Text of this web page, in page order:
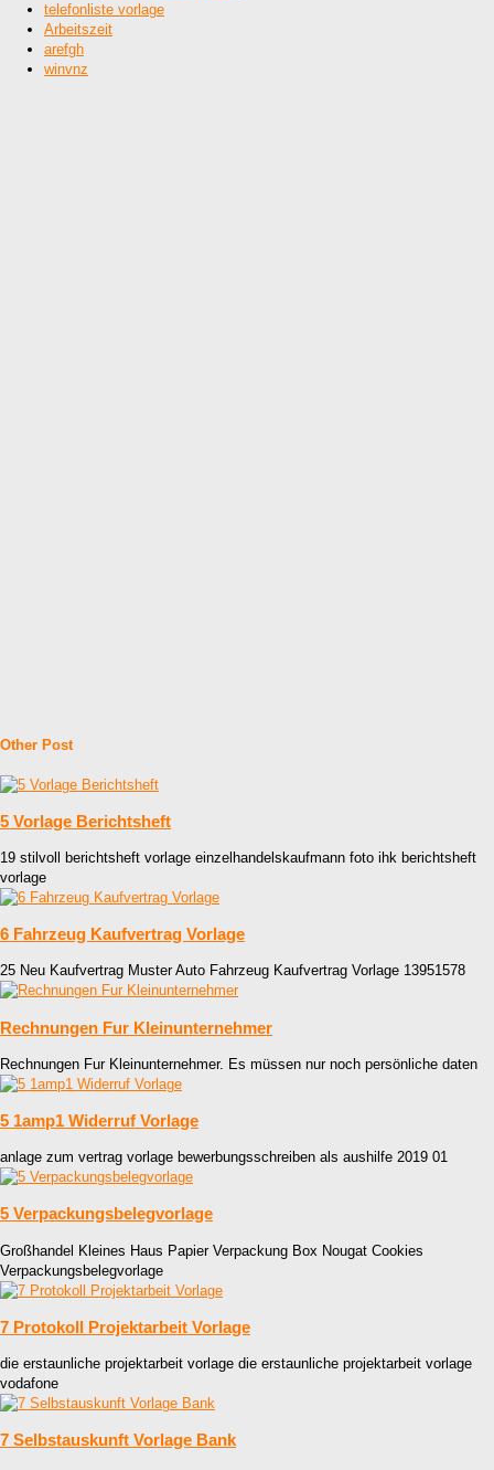
telefonliste vorlage
Arbeitszeit
arefgh
winvnz
Other Post
5 Vorlage Berichtsheft
19 stilvoll berichtsheft vorlage einzelhandelskaufmann foto ihk berichtsheft
vorlage
6 Fahrzeug Kaufvertrag Vorlage
25 Neu Kaufvertrag Muster Auto Fahrzeug Kaufvertrag Vorlage 13951578
Rechnungen Fur Kleinunternehmer
Rechnungen Fur Kleinunternehmer. Es müssen nur noch persönliche daten
5 1amp1 Widerruf Vorlage
anlage zum vertrag vorlage bewerbungsschreiben als aushilfe 2019 01
5 Verpackungsbelegvorlage
Großhandel Kleines Haus Papier Verpackung Box Nougat Cookies
Verpackungsbelegvorlage
7 Protokoll Projektarbeit Vorlage
die erstaunliche projektarbeit vorlage die erstaunliche projektarbeit vorlage
vodafone
7 Selbstauskunft Vorlage Bank